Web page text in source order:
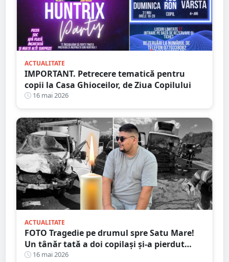
ACTUALITATE
IMPORTANT. Petrecere tematică pentru
copii la Casa Ghioceilor, de Ziua Copilului
16 mai 2026
ACTUALITATE
FOTO Tragedie pe drumul spre Satu Mare!
Un tânăr tată a doi copilași și-a pierdut
viața într-un accident cumplit
16 mai 2026